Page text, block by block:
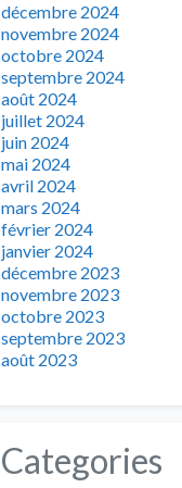
décembre 2024
novembre 2024
octobre 2024
septembre 2024
août 2024
juillet 2024
juin 2024
mai 2024
avril 2024
mars 2024
février 2024
janvier 2024
décembre 2023
novembre 2023
octobre 2023
septembre 2023
août 2023
Categories